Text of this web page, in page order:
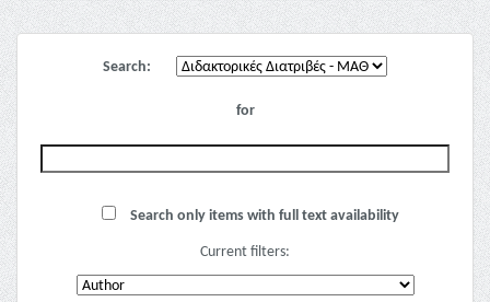
Search:
for
Search only items with full text availability
Current filters: